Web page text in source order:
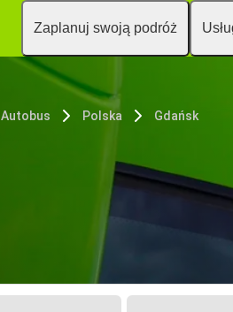
Zaplanuj swoją podróż
Autobus Polska Gdańsk